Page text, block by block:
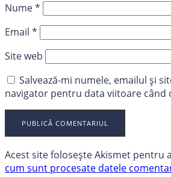
Nume*
Email *
Site web
Salvează-mi numele, emailul și
navigator pentru data viitoare când
Acest site folosește Akismet pentru
cum sunt procesate datele